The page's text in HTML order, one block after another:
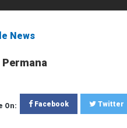
News
On: Facebook Twitter